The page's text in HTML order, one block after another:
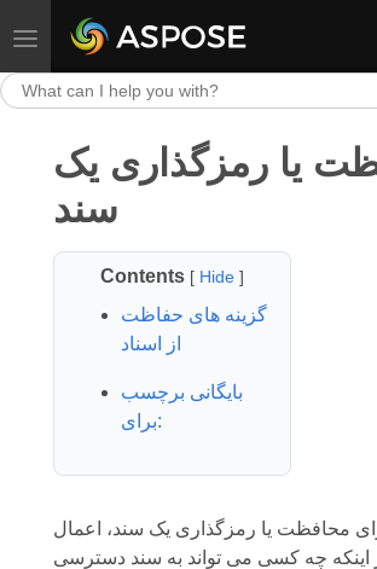
Toggle navigation
یا رمزگذاری یک
سند
Contents [ Hide]
گزینه های حفاظت
از اسناد
بایگانی برچسب
برای:
محافظت یا رمزگذاری یک سند، اعمال
اینکه چه کسی می تواند به سند دسترسی